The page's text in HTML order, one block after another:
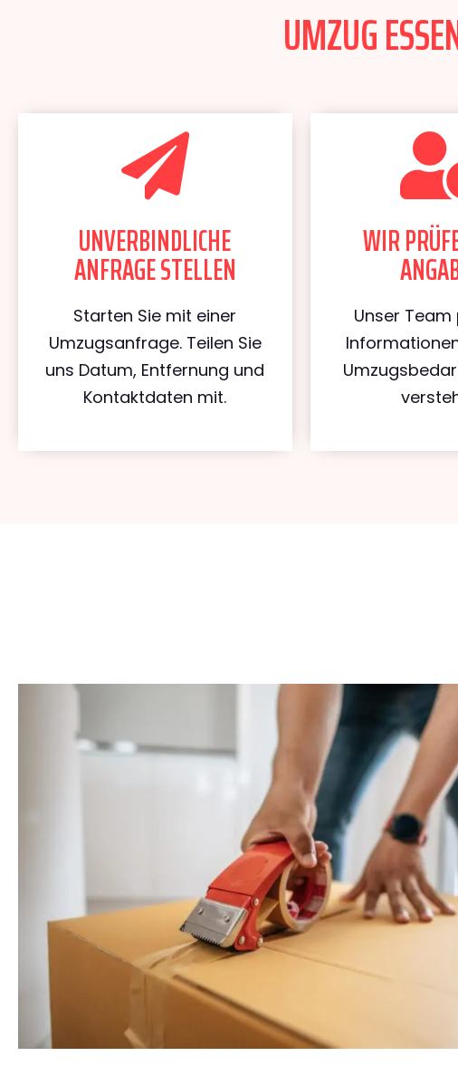
UMZUG
UNVERBINDLICHE
ANFRAGE STELLEN
Starten Sie mit einer
Umzugsanfrage. Teilen Sie
uns Datum, Entfernung und
Kontaktdaten mit.
WIR
Unser